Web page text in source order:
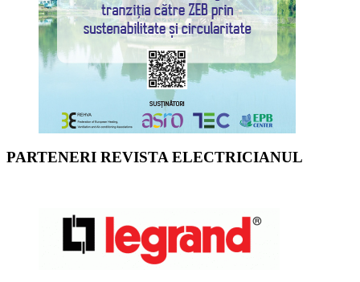
PARTENERI REVISTA ELECTRICIANUL